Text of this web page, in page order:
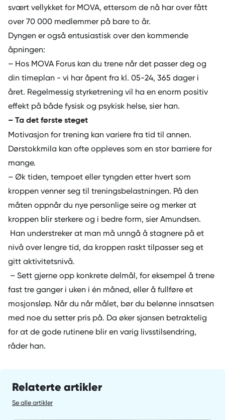
svært vellykket for MOVA, ettersom de nå har over fått
over 70 000 medlemmer på bare to år.
Dyngen er også entusiastisk over den kommende
åpningen:
– Hos MOVA Forus kan du trene når det passer deg og
din timeplan - vi har åpent fra kl. 05-24, 365 dager i
året. Regelmessig styrketrening vil ha en enorm positiv
effekt på både fysisk og psykisk helse, sier han.
– Ta det første steget
Motivasjon for trening kan variere fra tid til annen.
Dørstokkmila kan ofte oppleves som en stor barriere for
mange.
– Øk tiden, tempoet eller tyngden etter hvert som
kroppen venner seg til treningsbelastningen. På den
måten oppnår du nye personlige seire og merker at
kroppen blir sterkere og i bedre form, sier Amundsen.
Han understreker at man må unngå å stagnere på et
nivå over lengre tid, da kroppen raskt tilpasser seg et
gitt aktivitetsnivå.
– Sett gjerne opp konkrete delmål, for eksempel å trene
fast tre ganger i uken i én måned, eller å fullføre et
mosjonsløp. Når du når målet, bør du belønne innsatsen
med noe du setter pris på. Da øker sjansen betraktelig
for at de gode rutinene blir en varig livsstilsendring,
råder han.
Relaterte artikler
Se alle artikler